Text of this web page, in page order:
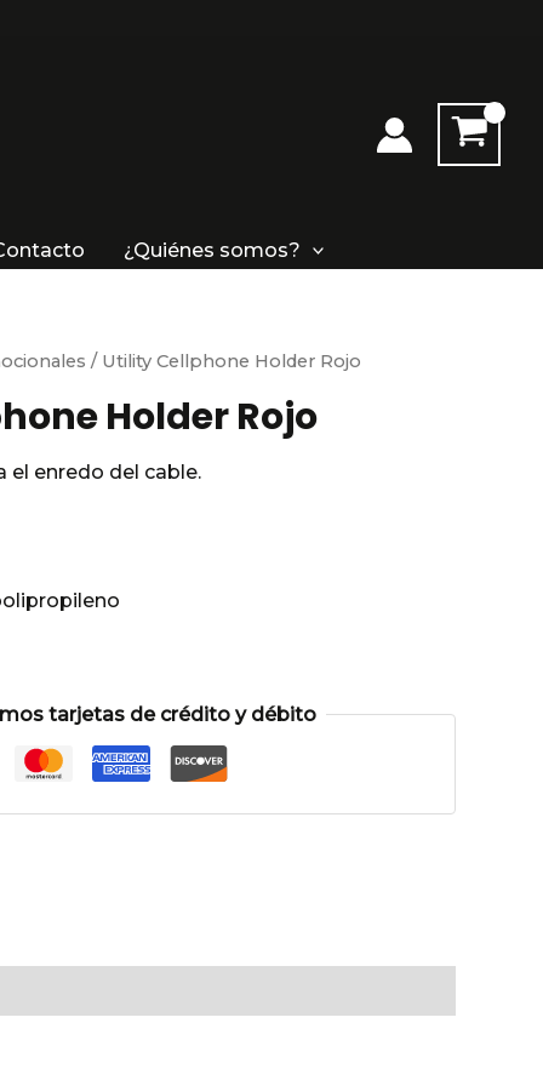
¿Quiénes somos?
/ Utility Cellphone Holder Rojo
Holder Rojo
el enredo del cable.
tarjetas de crédito y débito